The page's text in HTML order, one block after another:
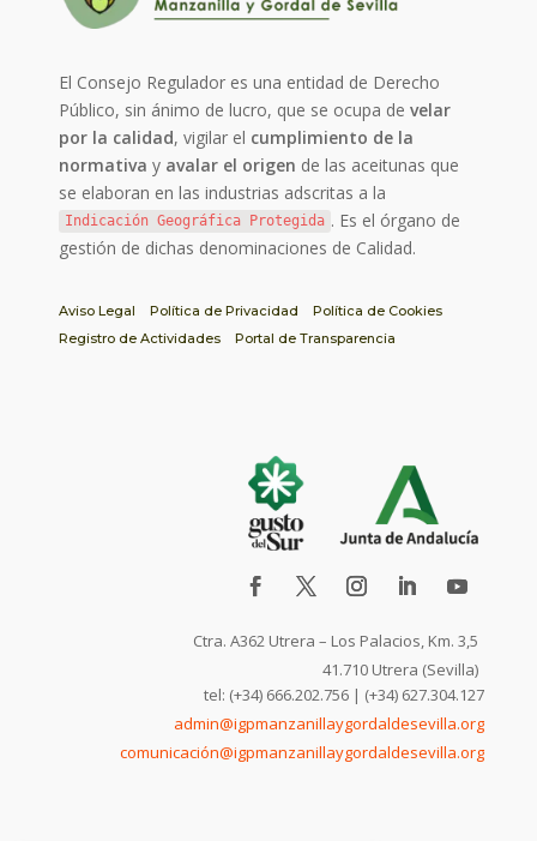
El Consejo Regulador es una entidad de Derecho
Público, sin ánimo de lucro, que se ocupa develar
por la calidad, vigilar el cumplimiento de la
normativa y avalar el origen de las aceitunas que
se elaboran en las industrias adscritas a la
Indicación Geográfica Protegida . Es el órgano de
gestión de dichas denominaciones de Calidad.
Aviso Legal Política de Privacidad
Política de Cookies
Registro de Actividades
Portal de Transparencia
Ctra. A362 Utrera – Los Palacios, Km. 3,5
41.710 Utrera (Sevilla)
tel: (+34) 666.202.756 | (+34) 627.304.127
admin@igpmanzanillaygordaldesevilla.org
comunicación@igpmanzanillaygordaldesevilla.org